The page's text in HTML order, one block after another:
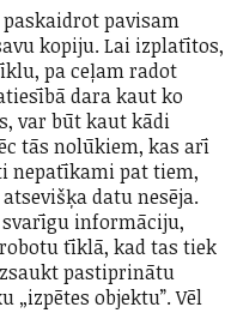
pavisam
kopiju. Lai izplatītos,
pa ceļam radot
dara kaut ko
var būt kaut kādi
tās nolūkiem, kas arī
nepatīkami pat tiem,
datu nesēja.
informāciju,
tīklā, kad tas tiek
pastiprinātu
objektu”. Vēl